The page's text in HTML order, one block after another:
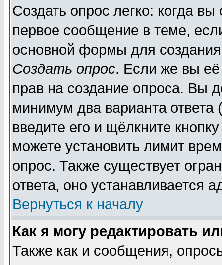
Создать опрос легко: когда
первое сообщение в теме,
основной формы для
Создать опрос. Если же вы её
прав на создание опроса. Вы
минимум два варианта ответа
введите его и щёлкните
можете установить лимит
опрос. Также существует
ответа, оно устанавливается
Вернуться к началу
Как я могу редактировать
Также как и сообщения,